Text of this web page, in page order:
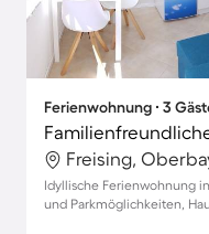
Ferienwohnung ∙ 3
Freising,
Idyllische Ferienwohnung
und Parkmöglichkeiten,